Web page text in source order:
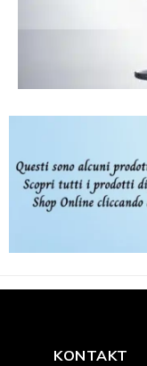
KONTAKT